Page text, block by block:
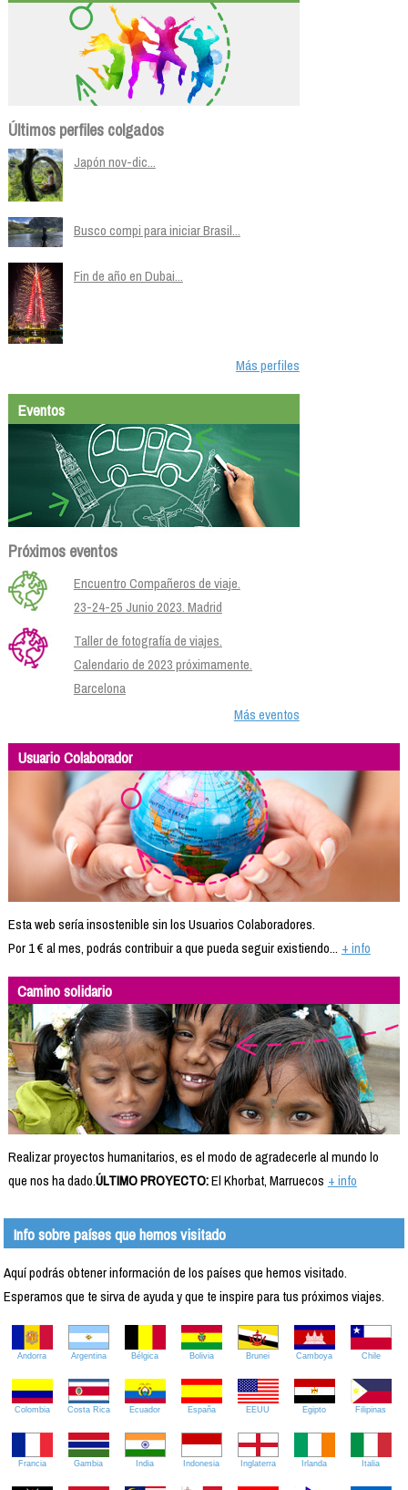
Últimos perfiles colgados
Japón nov-dic...
Busco compi para iniciar Brasil...
Fin de año en Dubai...
Más perfiles
Eventos
Próximos eventos
Encuentro Compañeros de viaje.
23-24-25 Junio 2023. Madrid
Taller de fotografía de viajes.
Calendario de 2023 próximamente.
Barcelona
Más eventos
Usuario Colaborador
Esta web sería insostenible sin los Usuarios Colaboradores.
Por 1 € al mes, podrás contribuir a que pueda seguir existiendo... + info
Camino solidario
Realizar proyectos humanitarios, es el modo de agradecerle al mundo lo
que nos ha dado.ÚLTIMO PROYECTO:El Khorbat, Marruecos + info
Info sobre países que hemos visitado
Aquí podrás obtener información de los países que hemos visitado.
Esperamos que te sirva de ayuda y que te inspire para tus próximos viajes.
Andorra Argentina Bélgica Bolivia Brunei Camboya Chile
Colombia Costa Rica Ecuador España EEUU Egipto Filipinas
Francia Gambia India Indonesia Inglaterra Irlanda Italia